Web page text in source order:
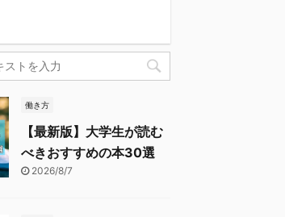
働き方
【最新版】大学生が読む
べきおすすめの本30選
2026/8/7